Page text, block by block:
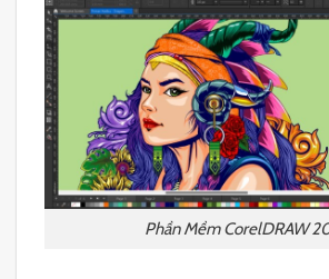
Phần Mềm CorelDRAW